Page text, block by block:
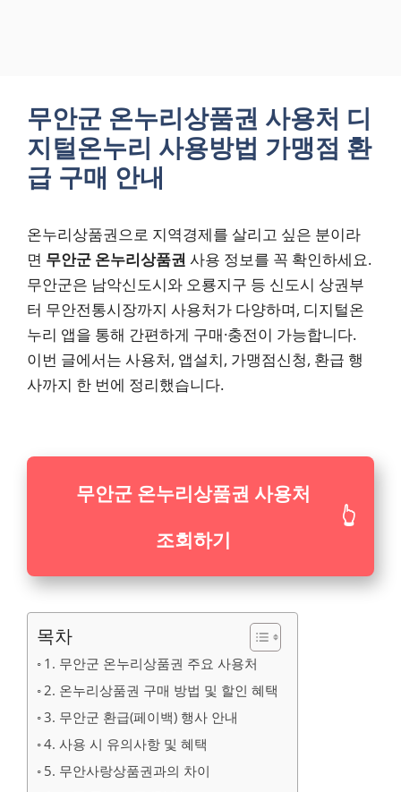
무안군 온누리상품권 사용처 디
지털온누리 사용방법 가맹점 환
급 구매 안내
온누리상품권으로 지역경제를 살리고 싶은 분이라
면 무안군 온누리상품권 사용 정보를 꼭 확인하세요.
무안군은 남악신도시와 오룡지구 등 신도시 상권부
터 무안전통시장까지 사용처가 다양하며, 디지털온
누리 앱을 통해 간편하게 구매·충전이 가능합니다.
이번 글에서는 사용처, 앱설치, 가맹점신청, 환급 행
사까지 한 번에 정리했습니다.
무안군 온누리상품권 사용처
조회하기
👆
목차
1. 무안군 온누리상품권 주요 사용처
2. 온누리상품권 구매 방법 및 할인 혜택
3. 무안군 환급(페이백) 행사 안내
4. 사용 시 유의사항 및 혜택
5. 무안사랑상품권과의 차이